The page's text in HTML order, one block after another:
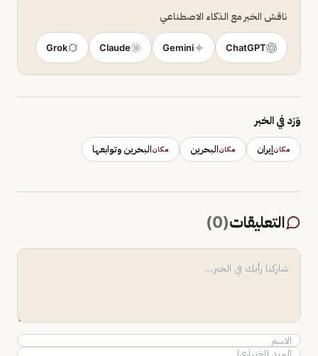
ناقش الخبر مع الذكاء الاصطناعي
ChatGPT
Gemini
Claude
Grok
وَرَد في الخبر
مكانإيران مكانالبحرين مكانالبحرين وتوابعها
التعليقات(
0
)